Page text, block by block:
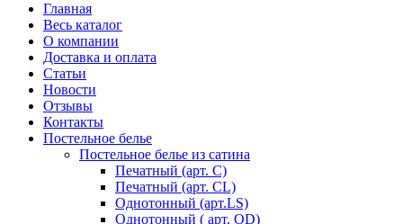
Главная
Весь каталог
О компании
Доставка и оплата
Статьи
Новости
Отзывы
Контакты
Постельное белье
Постельное белье из сатина
Печатный (арт. С)
Печатный (арт. СL)
Однотонный (арт.LS)
Однотонный ( арт. OD)